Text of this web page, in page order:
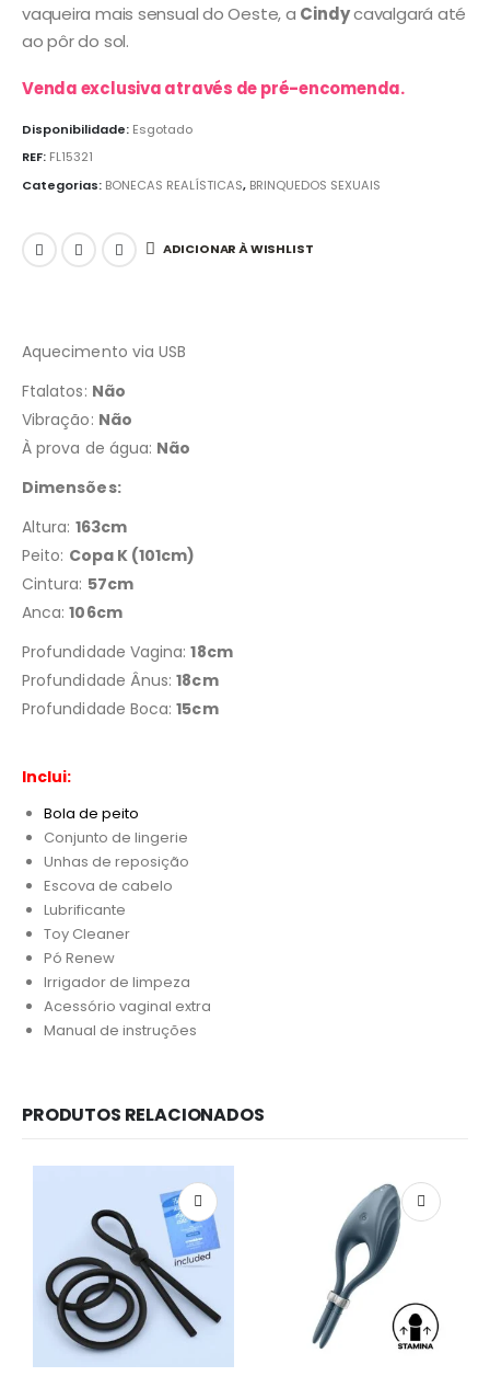
vaqueira mais sensual do Oeste, a Cindycavalgará até
ao pôr do sol.
Venda exclusiva através de pré-encomenda.
Disponibilidade: Esgotado
REF: FL15321
Categorias: BONECAS REALÍSTICAS, BRINQUEDOS SEXUAIS
ADICIONAR À WISHLIST
Aquecimento via USB
Ftalatos: Não
Vibração: Não
À prova de água: Não
Dimensões:
Altura: 163cm
Peito: Copa K (101cm)
Cintura: 57cm
Anca:106cm
Profundidade Vagina:18cm
Profundidade Ânus:18cm
Profundidade Boca:15cm
Inclui:
Bola de peito
Conjunto de lingerie
Unhas de reposição
Escova de cabelo
Lubrificante
Toy Cleaner
Pó Renew
Irrigador de limpeza
Acessório vaginal extra
Manual de instruções
PRODUTOS RELACIONADOS
Redes Sociais
Métodos de Pagamento